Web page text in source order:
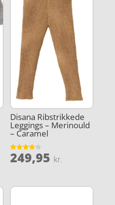
Disana Ribstrikkede
Leggings – Merinould
– Caramel
Vurderet
4.1
249,95 kr.